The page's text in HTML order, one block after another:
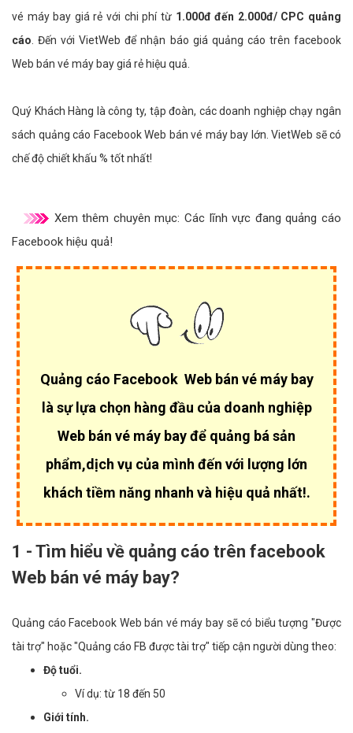
vé máy bay giá rẻ với chi phí từ 1.000đ đến 2.000đ/ CPC quảng
cáo . Đến với VietWeb để nhận báo giá quảng cáo trên facebook
Web bán vé máy bay giá rẻ hiệu quả.
Quý Khách Hàng là công ty, tập đoàn, các doanh nghiệp chạy ngân
sách quảng cáo Facebook Web bán vé máy bay lớn. VietWeb sẽ có
chế độ chiết khấu % tốt nhất!
Xem thêm chuyên mục: Các lĩnh vực đang quảng cáo
Facebook hiệu quả!
Quảng cáo Facebook Web bán vé máy bay
là sự lựa chọn hàng đầu của doanh nghiệp
Web bán vé máy bay để quảng bá sản
phẩm,dịch vụ của mình đến với lượng lớn
khách tiềm năng nhanh và hiệu quả nhất!.
1 - Tìm hiểu về quảng cáo trên facebook
Web bán vé máy bay?
Quảng cáo Facebook Web bán vé máy bay sẽ có biểu tượng "Được
tài trợ" hoặc "Quảng cáo FB được tài trợ" tiếp cận người dùng theo:
Độ tuổi.
Ví dụ: từ 18 đến 50
Giới tính.